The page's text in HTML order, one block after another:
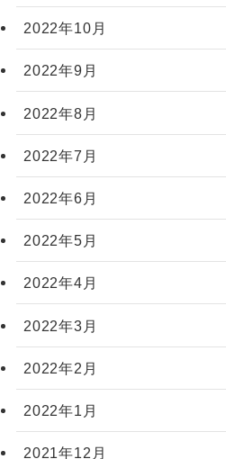
2022年10月
2022年9月
2022年8月
2022年7月
2022年6月
2022年5月
2022年4月
2022年3月
2022年2月
2022年1月
2021年12月